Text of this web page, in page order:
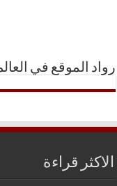
رواد الموقع في
الاكثر قراءة